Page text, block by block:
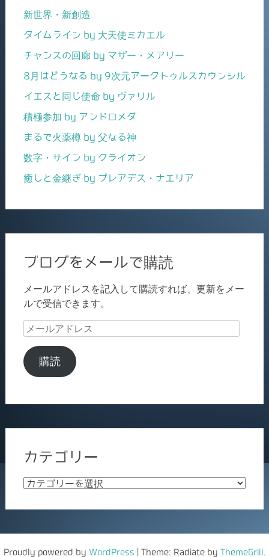
新世界・新創造
タイムライン by 大天使ミカエル
チャンスの回廊 by マザー・メアリー
8月はどうなる by 9次元アークトゥルスカウンシル
イエスと同じ使命 by ヴァリル
積極参加 by アンドロメダ
まるで火薬樽 by 父なる神
数字・サイン by クライオン
癒しと金継ぎ by プレアデス・ナエリア
ブログをメールで購読
メールアドレスを記入して購読すれば、更新をメー
ルで受信できます。
メ
ル
ア
購読
カテゴリー
カ
ゴ
Proudly powered by WordPress Theme: Radiate by ThemeGrill